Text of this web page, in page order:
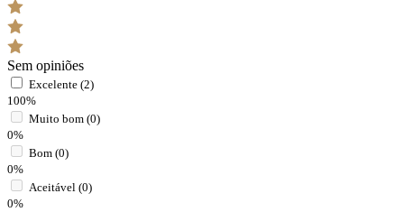
Sem opiniões
Excelente (2)
100%
Muito bom (0)
0%
Bom (0)
0%
Aceitável (0)
0%